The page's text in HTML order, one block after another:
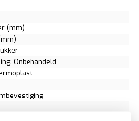
(mm)
Onbehandeld